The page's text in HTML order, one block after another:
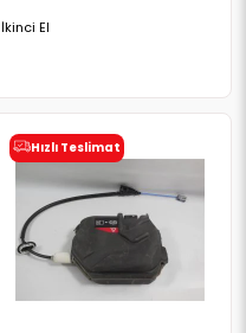
İkinci El
Hızlı Teslimat